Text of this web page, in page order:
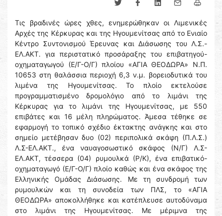
Τις βραδινές ώρες χθες, ενημερώθηκαν οι Λιμενικές
Αρχές της Κέρκυρας και της Ηγουμενίτσας από το Ενιαίο
Κέντρο Συντονισμού Έρευνας και Διάσωσης του Λ.Σ.-
ΕΛ.ΑΚΤ. για περιστατικό προσάραξης του επιβατηγού-
οχηματαγωγού (Ε/Γ-Ο/Γ) πλοίου «ΑΓΙΑ ΘΕΟΔΩΡΑ» Ν.Π.
10653 στη θαλάσσια περιοχή 6,3 ν.μ. βορειοδυτικά του
λιμένα της Ηγουμενίτσας. Το πλοίο εκτελούσε
προγραμματισμένο δρομολόγιο από το λιμάνι της
Κέρκυρας για το λιμάνι της Ηγουμενίτσας, με 550
επιβάτες και 16 μέλη πληρώματος. Άμεσα τέθηκε σε
εφαρμογή το τοπικό σχέδιο έκτακτης ανάγκης και στο
σημείο μετέβησαν δυο (02) περιπολικά σκάφη (Π.Λ.Σ.)
Λ.Σ-ΕΛ.ΑΚΤ., ένα ναυαγοσωστικό σκάφος (Ν/Γ) Λ.Σ-
ΕΛ.ΑΚΤ, τέσσερα (04) ρυμουλκά (Ρ/Κ), ένα επιβατικό-
οχηματαγωγό (Ε/Γ-Ο/Γ) πλοίο καθώς και ένα σκάφος της
Ελληνικής Ομάδας Διάσωσης. Με τη συνδρομή των
ρυμουλκών και τη συνοδεία των ΠΛΣ, το «ΑΓΙΑ
ΘΕΟΔΩΡΑ» αποκολλήθηκε και κατέπλευσε αυτοδύναμα
στο λιμάνι της Ηγουμενίτσας. Με μέριμνα της